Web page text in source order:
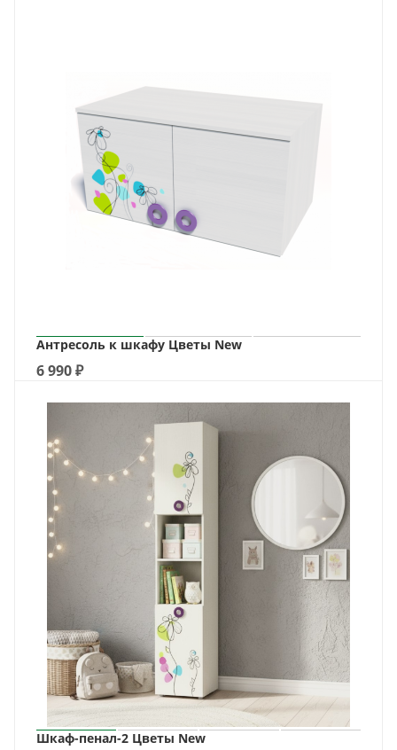
Антресоль к шкафу Цветы New
6 990₽
Шкаф-пенал-2 Цветы New